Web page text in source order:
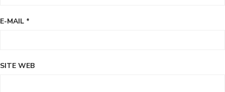
E-MAIL *
SITE WEB